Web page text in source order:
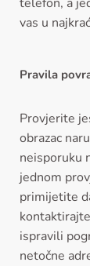
vas u
Pravila
Provjerite
obrazac
neisporuku
jednom
primijetite
ispravili
netočne